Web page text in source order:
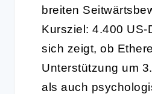
breiten
Kursziel: 4.400
sich zeigt, ob
Unterstützung um
als auch